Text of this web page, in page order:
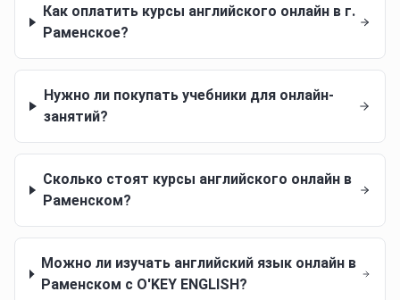
Как оплатить курсы английского онлайн в г.
Раменское?
Нужно ли покупать учебники для онлайн-
занятий?
Сколько стоят курсы английского онлайн в
Раменском?
Можно ли изучать английский язык онлайн в
Раменском с O'KEY ENGLISH?